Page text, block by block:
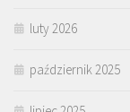
luty 2026
październik 2025